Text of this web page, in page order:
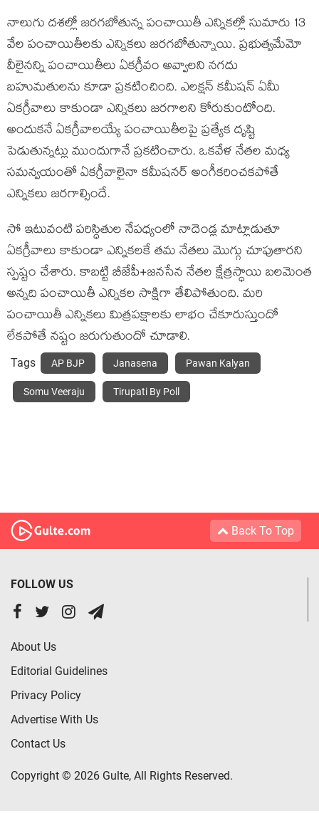
నాలుగు దశల్లో జరగబోతున్న పంచాయితీ ఎన్నికల్లో సుమారు 13
వేల పంచాయితీలకు ఎన్నికలు జరగబోతున్నాయి. ప్రభుత్వమేమో
వీలైనన్ని పంచాయితీలు ఏకగ్రీవం అవ్వాలని నగదు
బహుమతులను కూడా ప్రకటించింది. ఎలక్షన్ కమీషన్ ఏమీ
ఏకగ్రీవాలు కాకుండా ఎన్నికలు జరగాలని కోరుకుంటోంది.
అందుకనే ఏకగ్రీవాలయ్యే పంచాయితీలపై ప్రత్యేక దృష్టి
పెడుతున్నట్లు ముందుగానే ప్రకటించారు. ఒకవేళ నేతల మధ్య
సమన్వయంతో ఏకగ్రీవాలైనా కమీషనర్ అంగీకరించకపోతే
ఎన్నికలు జరగాల్సిందే.
సో ఇటువంటి పరిస్ధితుల నేపధ్యంలో నాదెండ్ల మాట్లాడుతూ
ఏకగ్రీవాలు కాకుండా ఎన్నికలకే తమ నేతలు మొగ్గు చూపుతారని
స్పష్టం చేశారు. కాబట్టి బీజేపీ+జనసేన నేతల క్షేత్రస్ధాయి బలమెంత
అన్నది పంచాయితీ ఎన్నికల సాక్షిగా తేలిపోతుంది. మరి
పంచాయితీ ఎన్నికలు మిత్రపక్షాలకు లాభం చేకూరుస్తుందో
లేకపోతే నష్టం జరుగుతుందో చూడాలి.
Tags AP BJP Janasena Pawan Kalyan
Somu Veeraju Tirupati By Poll
Back To Top
FOLLOW US
About Us
Editorial Guidelines
Privacy Policy
Advertise With Us
Contact Us
Copyright © 2026 Gulte, All Rights Reserved.